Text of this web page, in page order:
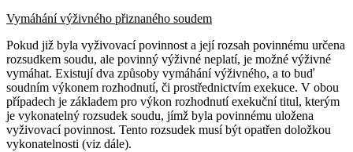
Vymáhání výživného přiznaného soudem
Pokud již byla vyživovací povinnost a její rozsah povinnému určena
rozsudkem soudu, ale povinný výživné neplatí, je možné výživné
vymáhat. Existují dva způsoby vymáhání výživného, a to buď
soudním výkonem rozhodnutí, či prostřednictvím exekuce. V obou
případech je základem pro výkon rozhodnutí exekuční titul, kterým
je vykonatelný rozsudek soudu, jímž byla povinnému uložena
vyživovací povinnost. Tento rozsudek musí být opatřen doložkou
vykonatelnosti (viz dále).